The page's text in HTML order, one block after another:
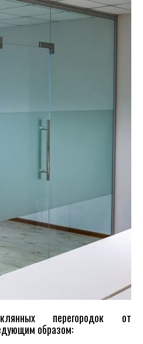
перегородок от
образом: